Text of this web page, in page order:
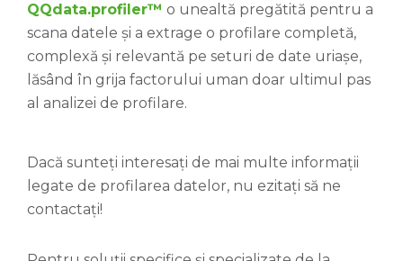
QQdata.profiler™ o unealtă pregătită pentru a
scana datele și a extrage o profilare completă,
complexă și relevantă pe seturi de date uriașe,
lăsând în grija factorului uman doar ultimul pas
al analizei de profilare.
Dacă sunteți interesați de mai multe informații
legate de profilarea datelor, nu ezitați să ne
contactați!